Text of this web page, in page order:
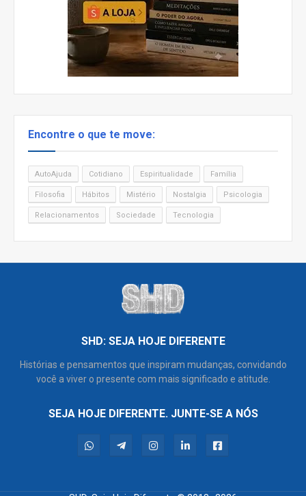
Encontre o que te move:
AutoAjuda Cotidiano Espiritualidade Família
Filosofia Hábitos Mistério Nostalgia Psicologia
Relacionamentos Sociedade Tecnologia
SHD: SEJA HOJE DIFERENTE
Histórias e pensamentos que inspiram mudanças, convidando
você a viver o presente com mais significado e atitude.
SEJA HOJE DIFERENTE. JUNTE-SE A NÓS